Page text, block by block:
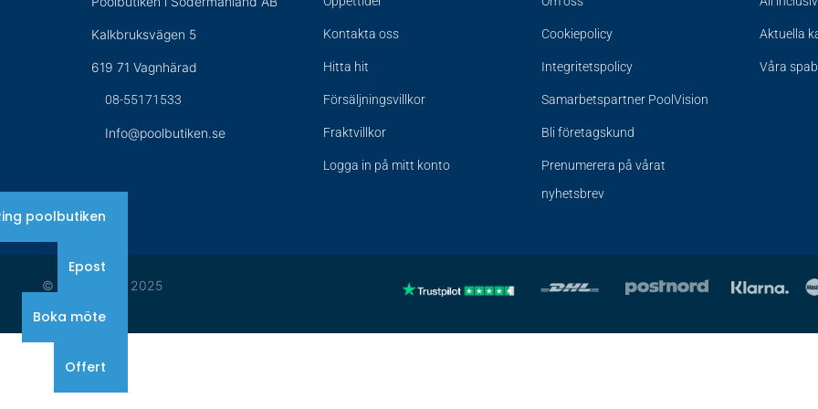
Kalkbruksvägen 5
619 71 Vagnhärad
08-55171533
Info@poolbutiken.se
Kontakta oss
Hitta hit
Försäljningsvillkor
Fraktvillkor
Logga in på mitt konto
Cookiepolicy
Integritetspolicy
Samarbetspartner PoolVision
Bli företagskund
Prenumerera på vårat
nyhetsbrev
Aktuella
Våra
© Poolbutiken 2025
poolbutiken
Epost
Boka möte
Offert